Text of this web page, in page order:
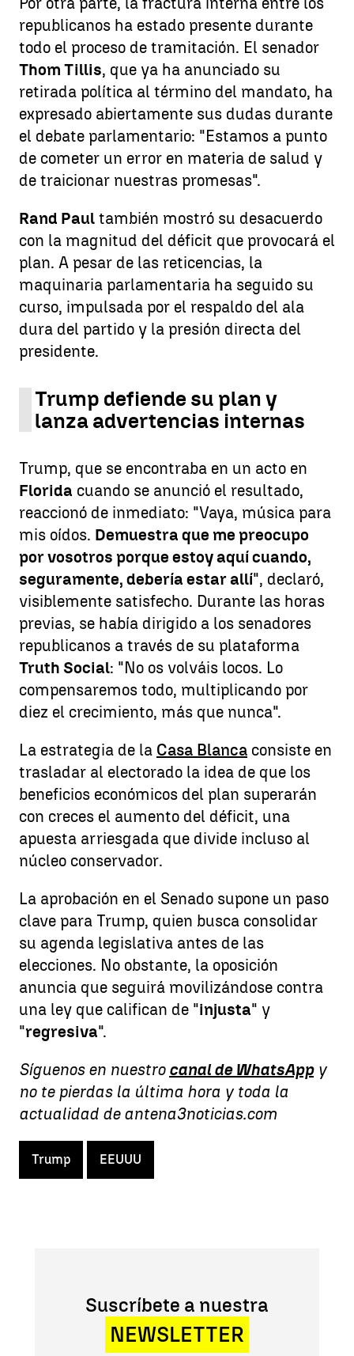
republicanos ha estado presente durante
todo el proceso de tramitación. El senador
Thom Tillis, que ya ha anunciado su
retirada política al término del mandato, ha
expresado abiertamente sus dudas durante
el debate parlamentario: "Estamos a punto
de cometer un error en materia de salud y
de traicionar nuestras promesas".
Rand Paul también mostró su desacuerdo
con la magnitud del déficit que provocará el
plan. A pesar de las reticencias, la
maquinaria parlamentaria ha seguido su
curso, impulsada por el respaldo del ala
dura del partido y la presión directa del
presidente.
Trump defiende su plan y
lanza advertencias internas
Trump, que se encontraba en un acto en
Florida cuando se anunció el resultado,
reaccionó de inmediato: "Vaya, música para
mis oídos. Demuestra que me preocupo
por vosotros porque estoy aquí cuando,
seguramente, debería estar allí", declaró,
visiblemente satisfecho. Durante las horas
previas, se había dirigido a los senadores
republicanos a través de su plataforma
Truth Social: "No os volváis locos. Lo
compensaremos todo, multiplicando por
diez el crecimiento, más que nunca".
La estrategia de la Casa Blanca consiste en
trasladar al electorado la idea de que los
beneficios económicos del plan superarán
con creces el aumento del déficit, una
apuesta arriesgada que divide incluso al
núcleo conservador.
La aprobación en el Senado supone un paso
clave para Trump, quien busca consolidar
su agenda legislativa antes de las
elecciones. No obstante, la oposición
anuncia que seguirá movilizándose contra
una ley que califican de "injusta" y
"regresiva".
Síguenos en nuestro canal de WhatsAppy
no te pierdas la última hora y toda la
actualidad de antena3noticias.com
Trump EEUUU
Suscríbete a nuestra
NEWSLETTER